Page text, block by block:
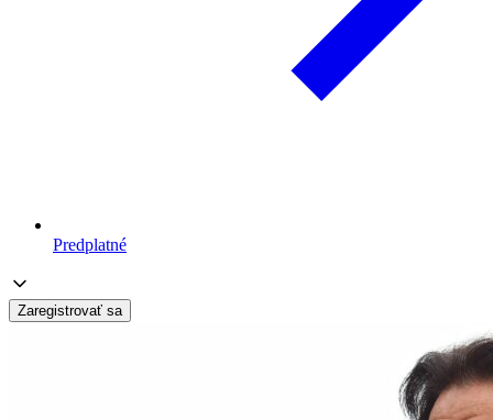
Predplatné
Zaregistrovať sa